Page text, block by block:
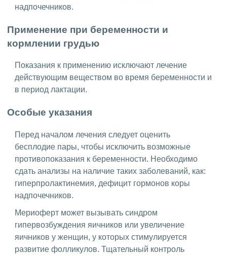
надпочечников.
Применение при беременности и
кормлении грудью
Показания к применению исключают лечение
действующим веществом во время беременности и
в период лактации.
Особые указания
Перед началом лечения следует оценить
бесплодие пары, чтобы исключить возможные
противопоказания к беременности. Необходимо
сдать анализы на наличие таких заболеваний, как:
гиперпролактинемия, дефицит гормонов коры
надпочечников.
Мериоферт может вызывать синдром
гипервозбуждения яичников или увеличение
яичников у женщин, у которых стимулируется
развитие фолликулов. Тщательный контроль